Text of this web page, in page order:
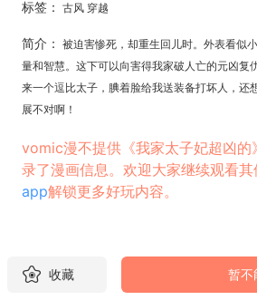
标签： 古风 穿越
简介： 被迫害惨死，却重生回儿时。外表看似
量和智慧。这下可以向害得我家破人亡的元凶复
来一个逗比太子，腆着脸给我送装备打坏人，还
展不对啊！
vomic漫不提供《我家太子妃超凶的
录了漫画信息。欢迎大家继续观看
app解锁更多好玩内容。
收藏 暂不